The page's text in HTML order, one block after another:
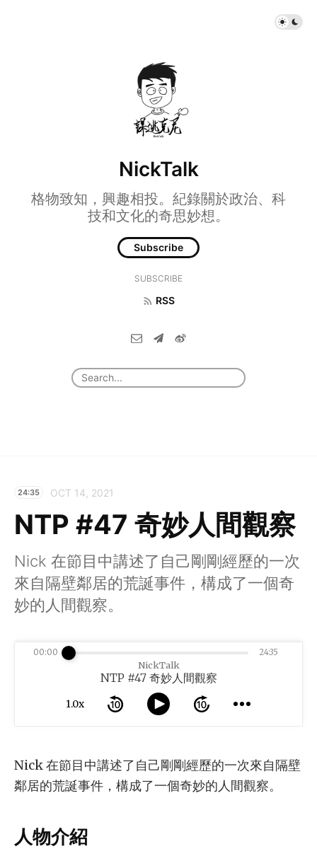
NickTalk
格物致知，興趣相投。紀錄關於政治、科
技和文化的奇思妙想。
Subscribe
SUBSCRIBE
RSS
24:35 OCT 14, 2021
NTP #47 奇妙人間觀察
Nick 在節目中講述了自己剛剛經歷的一次
來自隔壁鄰居的荒誕事件，構成了一個奇
妙的人間觀察。
NickTalk
NTP #47 奇妙人間觀察
1.0x
00:00 24:35
Nick 在節目中講述了自己剛剛經歷的一次來自隔壁
鄰居的荒誕事件，構成了一個奇妙的人間觀察。
人物介紹